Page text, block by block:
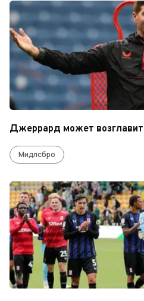
Джеррард может
Мидлсбро